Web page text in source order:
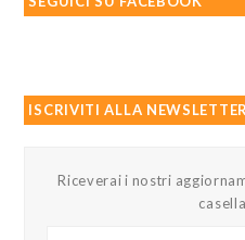
ISCRIVITI ALLA NEWSLETTER
Riceverai i nostri